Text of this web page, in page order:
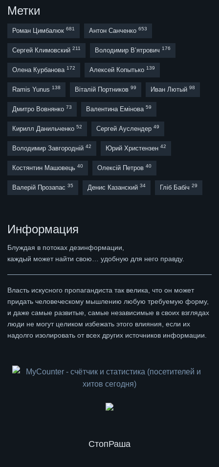
Метки
Роман Цимбалюк 681 Антон Санченко 653
Сергей Климовский 211 Володимир В’ятрович 176
Олена Курбанова 172 Алексей Копытько 139
Ramis Yunus 138 Віталій Портников 99 Иван Лютый 98
Дмитро Вовнянко 73 Валентина Емінова 59
Кирилл Данильченко 52 Сергей Ауслендер 49
Володимир Завгородній 42 Юрий Христензен 42
Костянтин Машовець 40 Олексій Петров 40
Валерій Прозапас 35 Денис Казанский 34 Гліб Бабіч 29
Информация
Блуждая в потоках дезинформации,
каждый может найти свою… удобную для него правду.
Власть искусного пропагандиста так велика, что он может
придать человеческому мышлению любую требуемую форму,
и даже самые развитые, самые независимые в своих взглядах
люди не могут целиком избежать этого влияния, если их
надолго изолировать от всех других источников информации.
СтопРаша